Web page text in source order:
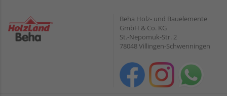
Beha Holz- und Bauelemente
GmbH & Co. KG
St.-Nepomuk-Str. 2
78048 Villingen-Schwenningen